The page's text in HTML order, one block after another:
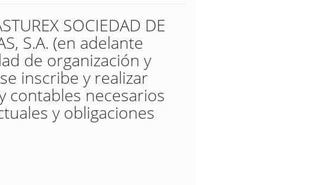
SOCIEDAD DE
S.A. (en adelante
de organización y
inscribe y realizar
contables necesarios
y obligaciones